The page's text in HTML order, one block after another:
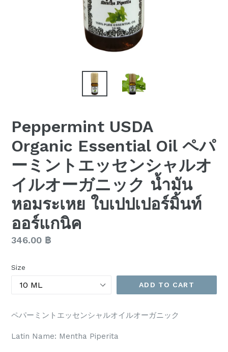
Peppermint USDA
Organic Essential Oil ペパ
ーミントエッセンシャルオ
イルオーガニック น้ำมัน
หอมระเหย ใบเปปเปอร์มิ้นท์
ออร์แกนิค
Regular
346.00 ฿
Size
ADD TO CART
ペパーミントエッセンシャルオイルオーガニック
Latin Name: Mentha Piperita